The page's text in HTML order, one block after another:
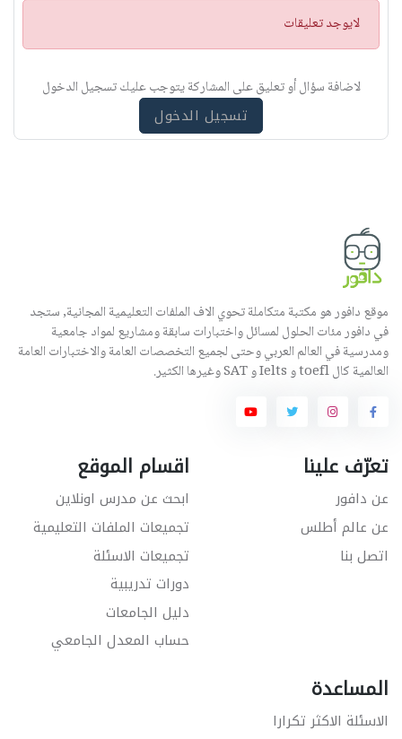
ت
ن
ي
لايوجد تعليقات
لاضافة سؤال أو تعليق على المشاركة يتوجب عليك تسجيل الدخول
تسجيل الدخول
موقع دافور هو مكتبة متكاملة تحوي الاف الملفات التعليمية المجانية, ستجد
في دافور مئات الحلول لمسائل واختبارات سابقة ومشاريع لمواد جامعية
ومدرسية في العالم العربي وحتى لجميع التخصصات العامة والاختبارات العامة
العالمية كال toefl و Ielts و SAT وغيرها الكثير.
تعرّف علينا
عن دافور
عن عالم أطلس
اتصل بنا
اقسام الموقع
ابحث عن مدرس اونلاين
تجميعات الملفات التعليمية
تجميعات الاسئلة
دورات تدريبية
دليل الجامعات
حساب المعدل الجامعي
المساعدة
الاسئلة الاكثر تكرارا